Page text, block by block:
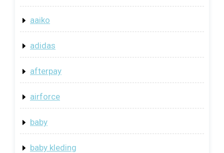
aaiko
adidas
afterpay
airforce
baby
baby kleding